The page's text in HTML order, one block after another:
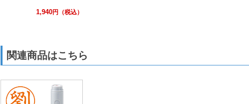
1,940円 （税込）
関連商品はこちら